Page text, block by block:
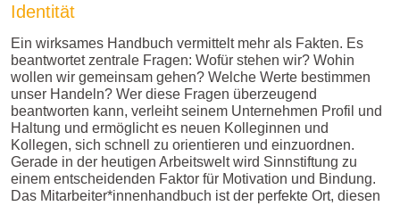
Identität
Ein wirksames Handbuch vermittelt mehr als Fakten. Es
beantwortet zentrale Fragen: Wofür stehen wir? Wohin
wollen wir gemeinsam gehen? Welche Werte bestimmen
unser Handeln? Wer diese Fragen überzeugend
beantworten kann, verleiht seinem Unternehmen Profil und
Haltung und ermöglicht es neuen Kolleginnen und
Kollegen, sich schnell zu orientieren und einzuordnen.
Gerade in der heutigen Arbeitswelt wird Sinnstiftung zu
einem entscheidenden Faktor für Motivation und Bindung.
Das Mitarbeiter*innenhandbuch ist der perfekte Ort, diesen